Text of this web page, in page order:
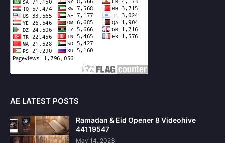
AE LATEST POSTS
Ramadan & Eid Opener 8 Videohive
44119547
May 14, 2023